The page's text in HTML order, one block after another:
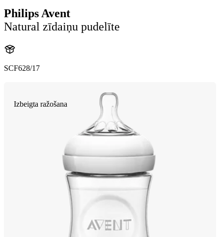
Philips Avent
Natural zīdaiņu pudelīte
SCF628/17
Izbeigta ražošana